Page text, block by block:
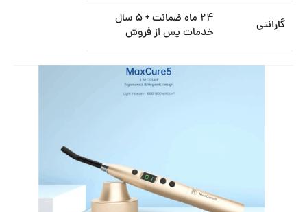
گارانتی
۲۴ ماه ضمانت + ۵ سال
خدمات پس از فروش